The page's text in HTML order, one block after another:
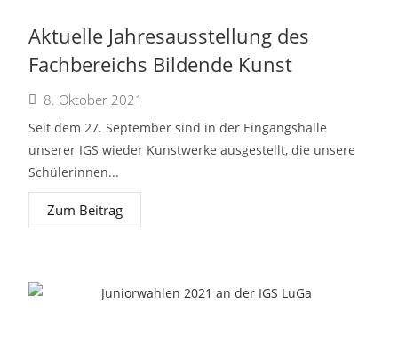
Aktuelle Jahresausstellung des
Fachbereichs Bildende Kunst
8. Oktober 2021
Seit dem 27. September sind in der Eingangshalle
unserer IGS wieder Kunstwerke ausgestellt, die unsere
Schülerinnen...
Zum Beitrag